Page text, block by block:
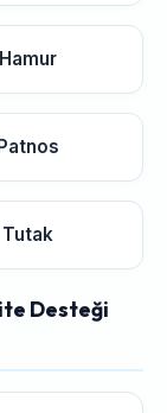
Hamur
Tutak
Desteği